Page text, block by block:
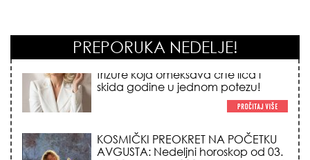
PREPORUKA NEDELJE!
KOSMIČKI PREOKRET NA POČETKU
AVGUSTA: Nedeljni horoskop od 03.
do 09. avgusta 2026. godine donosi
iznenadni novac i prelomne
emotivne odluke!